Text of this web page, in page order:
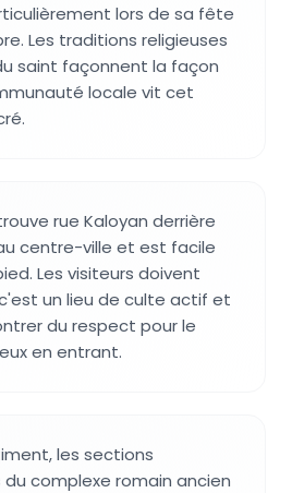
lors de sa fête
Les traditions religieuses
saint façonnent la façon
locale vit cet
rue Kaloyan derrière
centre-ville et est facile
Les visiteurs doivent
un lieu de culte actif et
du respect pour le
en entrant.
les sections
complexe romain ancien